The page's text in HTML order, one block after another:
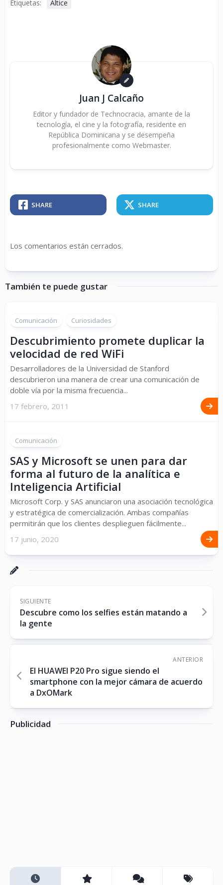
Etiquetas: Altice
Juan J Calcaño
Editor y fundador de Technocracia, amante de la
tecnología, el cine y la fotografía, residente en
República Dominicana y se desempeña
profesionalmente como Webmaster.
SHARE SHARE
Los comentarios están cerrados.
También te puede gustar
Comunicación Curiosidades
Descubrimiento promete duplicar la
velocidad de red WiFi
Desarrolladores de la Universidad de Stanford
descubrieron una manera de crear una comunicación de
doble vía por la misma frecuencia...
17 febrero, 2011
Comunicación
SAS y Microsoft se unen para dar
forma al futuro de la analítica e
Inteligencia Artificial
Microsoft Corp. y SAS anunciaron una asociación tecnológica
y estratégica de comercialización. Ambas compañías
permitirán que los clientes desplieguen fácilmente...
17 junio, 2020
SIGUIENTE
Descubre como los selfies están matando a
la gente
ANTERIOR
El HUAWEI P20 Pro sigue siendo el
smartphone con la mejor cámara de acuerdo
a DxOMark
Publicidad